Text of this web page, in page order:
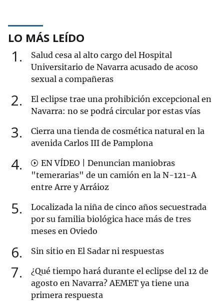
LO MÁS LEÍDO
1
Salud cesa al alto cargo del Hospital
Universitario de Navarra acusado de acoso
sexual a compañeras
2
El eclipse trae una prohibición excepcional en
Navarra: no se podrá circular por estas vías
3
Cierra una tienda de cosmética natural en la
avenida Carlos III de Pamplona
4
EN VÍDEO | Denuncian maniobras
"temerarias" de un camión en la N-121-A
entre Arre y Arráioz
5
Localizada la niña de cinco años secuestrada
por su familia biológica hace más de tres
meses en Oviedo
6 Sin sitio en El Sadar ni respuestas
7
¿Qué tiempo hará durante el eclipse del 12 de
agosto en Navarra? AEMET ya tiene una
primera respuesta